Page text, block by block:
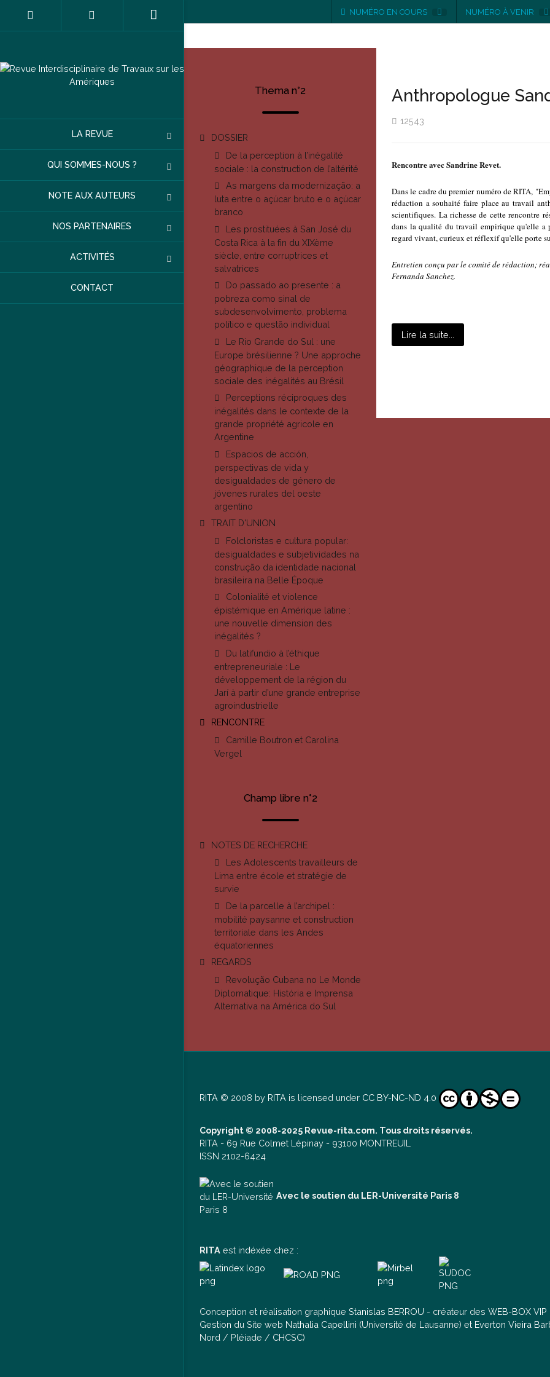
LA REVUE
QUI SOMMES-NOUS ?
NOTE AUX AUTEURS
NOS PARTENAIRES
ACTIVITÉS
CONTACT
NUMÉRO EN COURS NUMÉRO À VENIR
Thema n°2
DOSSIER
De la perception à l’inégalité
sociale : la construction de l’altérité
As margens da modernização: a
luta entre o açúcar bruto e o açúcar
branco
Les prostituées à San José du
Costa Rica à la fin du XIXème
siècle, entre corruptrices et
salvatrices
Do passado ao presente : a
pobreza como sinal de
subdesenvolvimento, problema
político e questão individual
Le Rio Grande do Sul : une
Europe brésilienne ? Une approche
géographique de la perception
sociale des inégalités au Brésil
Perceptions réciproques des
inégalités dans le contexte de la
grande propriété agricole en
Argentine
Espacios de acción,
perspectivas de vida y
desigualdades de género de
jóvenes rurales del oeste
argentino
TRAIT D'UNION
Folcloristas e cultura popular:
desigualdades e subjetividades na
construção da identidade nacional
brasileira na Belle Époque
Colonialité et violence
épistémique en Amérique latine :
une nouvelle dimension des
inégalités ?
Du latifundio à l’éthique
entrepreneuriale : Le
développement de la région du
Jarí à partir d’une grande entreprise
agroindustrielle
RENCONTRE
Camille Boutron et Carolina
Vergel
Champ libre n°2
NOTES DE RECHERCHE
Les Adolescents travailleurs de
Lima entre école et stratégie de
survie
De la parcelle à l’archipel :
mobilité paysanne et construction
territoriale dans les Andes
équatoriennes
REGARDS
Revolução Cubana no Le Monde
Diplomatique: História e Imprensa
Alternativa na América do Sul
Anthropologue
12543
Rencontre avec Sandrine Revet.
Dans le cadre du premier numéro de RITA,
rédaction a souhaité faire place au travail
scientifiques. La richesse de cette rencontre
dans la qualité du travail empirique qu'elle a
regard vivant, curieux et réflexif qu'elle porte
Entretien conçu par le comité de rédaction;
Fernanda Sanchez.
Lire la suite...
RITA © 2008 by RITA is licensed under CC BY-NC-ND 4.0
Copyright © 2008-2025 Revue-rita.com. Tous droits réservés.
RITA - 69 Rue Colmet Lépinay - 93100 MONTREUIL
ISSN 2102-6424
Avec le soutien du LER-Université Paris 8
RITA est indéxée chez :
Conception et réalisation graphique Stanislas BERROU - créateur des WEB-BOX VIP
Gestion du Site web Nathalia Capellini (Université de Lausanne) et Everton Vieira
Nord / Pléiade / CHCSC)